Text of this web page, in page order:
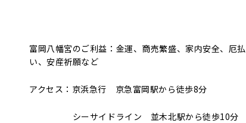
富岡八幡宮のご利益：金運、商売繁盛、家内安全、厄払
い、安産祈願など
アクセス：京浜急行 京急富岡駅から徒歩8分
シーサイドライン 並木北駅から徒歩10分